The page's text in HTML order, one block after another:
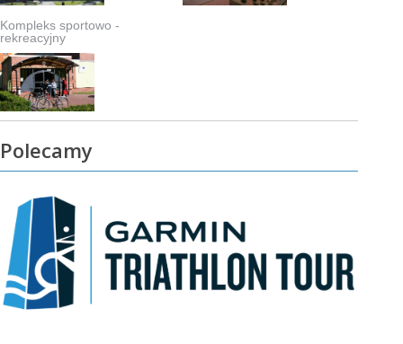
Kompleks sportowo -
rekreacyjny
Polecamy